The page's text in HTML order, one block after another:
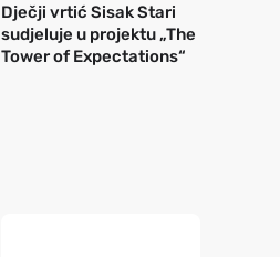
Dječji vrtić Sisak Stari
sudjeluje u projektu „The
Tower of Expectations“